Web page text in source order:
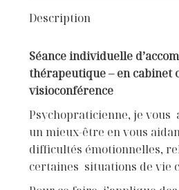
Description
Séance individuelle
thérapeutique – en cabinet
visioconférence
Psychopraticienne, je vous
un mieux-être en vous
difficultés émotionnelles,
certaines situations de vie